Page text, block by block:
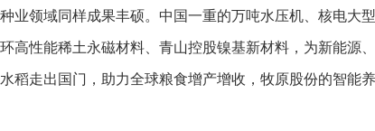
业领域同样成果丰硕。中国一重的万吨水压机、核电大
高性能稀土永磁材料、青山控股镍基新材料，为新能源
稻走出国门，助力全球粮食增产增收，牧原股份的智能